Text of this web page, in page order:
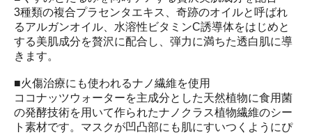
3種類の複合プラセンタエキス、奇跡のオイルと呼ばれ
るアルガンオイル、水溶性ビタミンC誘導体をはじめと
する美肌成分を贅沢に配合し、弾力に満ちた透白肌に導
きます。
■火傷治療にも使われるナノ繊維を使用
ココナッツウォーターを主成分とした天然植物に食用菌
の発酵技術を用いて作られたナノクラス植物繊維のシー
ト素材です。マスクが凹凸部にも肌にすいつくようにぴ